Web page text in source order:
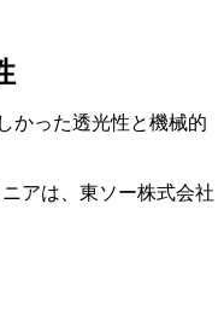
かった透光性と機械的
は、東ソー株式会社